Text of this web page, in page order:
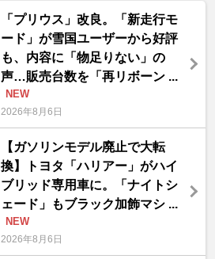
「プリウス」改良。「新走行モ
ード」が雪国ユーザーから好評
も、内容に「物足りない」の
声…販売台数を「再リボーン ...
NEW
2026年8月6日
【ガソリンモデル廃止で大転
換】トヨタ「ハリアー」がハイ
ブリッド専用車に。「ナイトシ
ェード」もブラック加飾マシ ...
NEW
2026年8月6日